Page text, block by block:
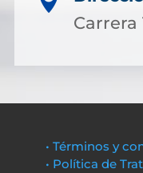
Carrera
• Términos y
• Política de